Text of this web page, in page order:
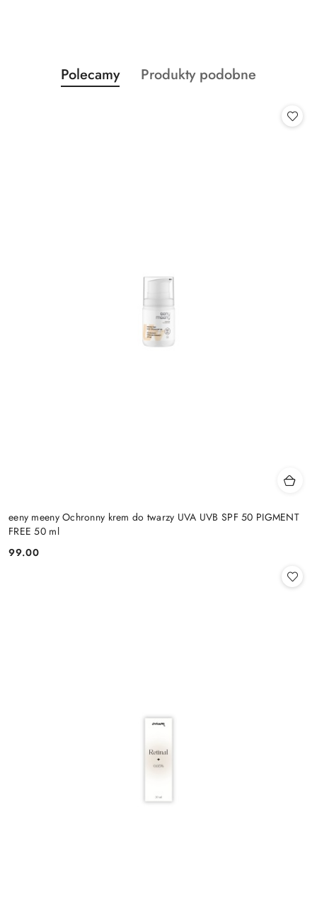
Pomiń karuzelę produktów
Produkty
o
Polecamy
Produkty
Produkty podobne
eeny meeny Ochronny krem do twarzy UVA UVB SPF 50 PIGMENT
FREE 50 ml
Cena:
99.00